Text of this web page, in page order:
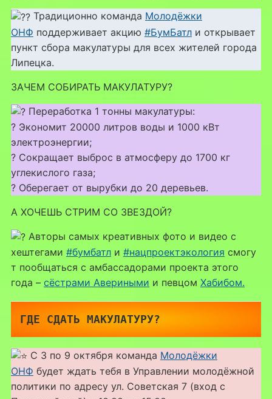
Традиционно команда Молодёжки
ОНФ поддерживает акцию #БумБатли открывает
пункт сбора макулатуры для всех жителей города
Липецка.
ЗАЧЕМ СОБИРАТЬ МАКУЛАТУРУ?
Переработка 1 тонны макулатуры:
? Экономит 20000 литров воды и 1000 кВт
электроэнергии;
? Сокращает выброс в атмосферу до 1700 кг
углекислого газа;
? Оберегает от вырубки до 20 деревьев.
А ХОЧЕШЬ СТРИМ СО ЗВЕЗДОЙ?
Авторы самых креативных фото и видео с
хештегами #бумбатли #нацпроектэкология смогу
т пообщаться с амбассадорами проекта этого
года – сёстрами Авериными и певцом Хабибом.
ГДЕ СДАТЬ МАКУЛАТУРУ?
С 3 по 9 октября команда Молодёжки
ОНФ будет ждать тебя в Управлении молодёжной
политики по адресу ул. Советская 7 (вход с